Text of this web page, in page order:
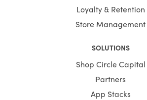
Loyalty & Retention
Store Management
SOLUTIONS
Shop Circle Capital
Partners
App Stacks